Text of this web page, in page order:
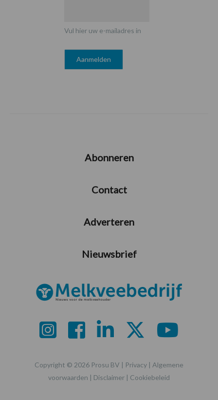
Vul hier uw e-mailadres in
Abonneren
Contact
Adverteren
Nieuwsbrief
Copyright © 2026 Prosu BV | Privacy | Algemene
voorwaarden | Disclaimer | Cookiebeleid